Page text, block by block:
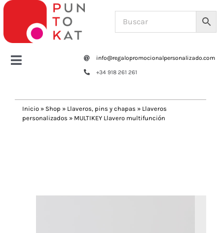
Saltar
contenido
Toggle
Tazas y botellas
info@regalopromocionalpersonalizado.com
+34 918 261 261
Inicio » Shop » Llaveros, pins y chapas » Llaveros
personalizados » MULTIKEY Llavero multifunción